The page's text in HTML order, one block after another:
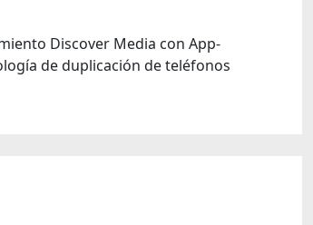
Discover Media con App-
de duplicación de teléfonos